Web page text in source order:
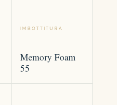
IMBOTTITURA
Memory Foam
55